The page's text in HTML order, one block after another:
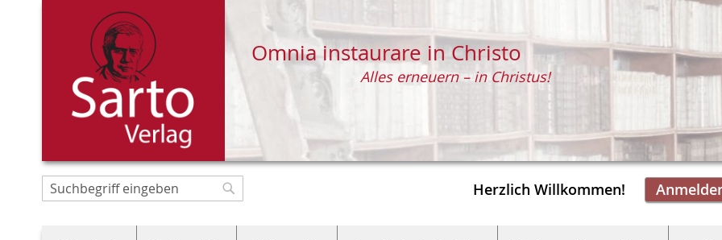
Direkt
zum
Herzlich Willkommen!
Omnia instaurare in Christo
Alles erneuern – in Christus!
Suche